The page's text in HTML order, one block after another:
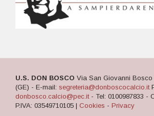
U.S. DON BOSCO Via San Giovanni Bosco
(GE) - E-mail: segreteria@donboscocalcio.it
donbosco.calcio@pec.it- Tel: 0100987833 -
P.IVA: 03549710105 | Cookies - Privacy